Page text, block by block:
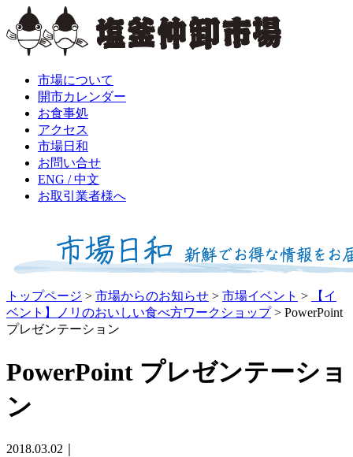
市場について
開市カレンダー
お食事処
アクセス
市場日和
お問い合せ
ENG / 中文
お取引業者様へ
トップページ > 市場からのお知らせ > 市場イベント >
【イ
ベント】ノリのおいしい食べ方ワークショップ> PowerPoint
プレゼンテーション
PowerPoint プレゼンテーショ
ン
2018.03.02｜